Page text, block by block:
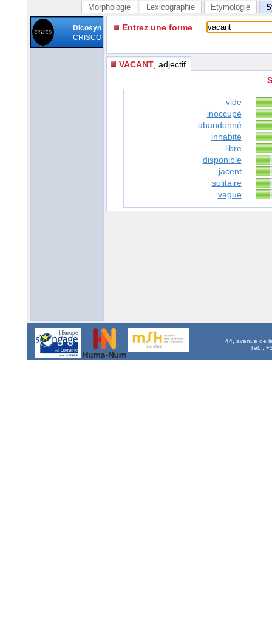
Morphologie Lexicographie Etymologie
Dicosyn
CRISCO
Entrez une forme
VACANT , adjectif
vide
inoccupé
abandonné
inhabité
libre
disponible
jacent
solitaire
vague
44, avenue de
Tél. :